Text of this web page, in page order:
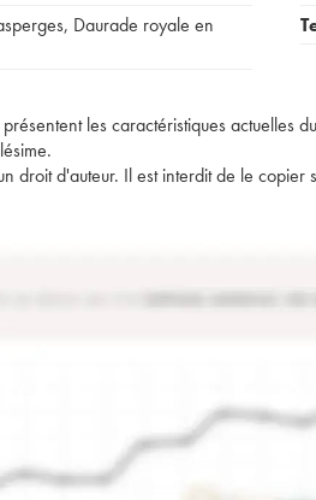
, Daurade royale en
les caractéristiques actuelles
droit d'auteur. Il est interdit de le